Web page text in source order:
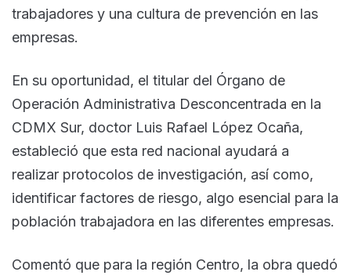
trabajadores y una cultura de prevención en las
empresas.
En su oportunidad, el titular del Órgano de
Operación Administrativa Desconcentrada en la
CDMX Sur, doctor Luis Rafael López Ocaña,
estableció que esta red nacional ayudará a
realizar protocolos de investigación, así como,
identificar factores de riesgo, algo esencial para la
población trabajadora en las diferentes empresas.
Comentó que para la región Centro, la obra quedó